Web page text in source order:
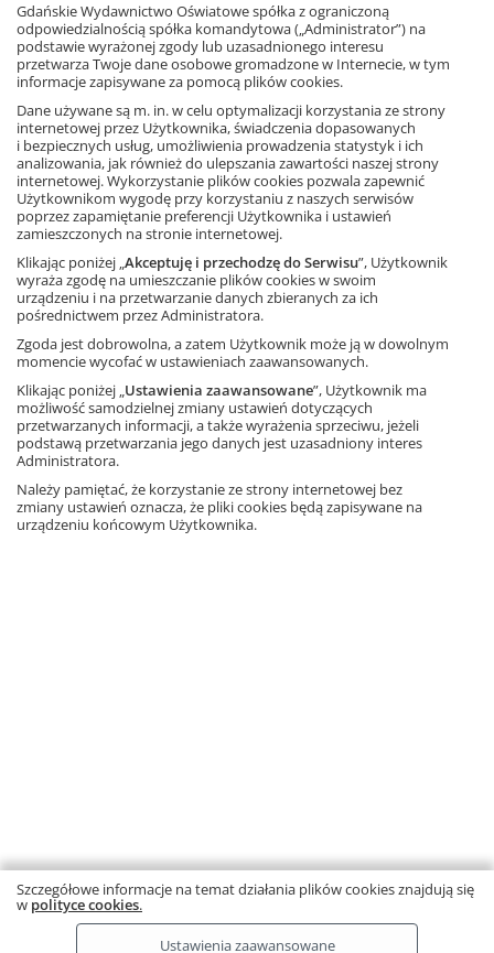
Zobacz fragment książki
Książka
Język polski,szkoła podstawowa
144 strony
ISBN: 9788381181655
wielu form wypowiedzi oraz doskonalących poprawne
posługiwanie się językiem. W zeszycie znajdują się także
elementy teorii porządkujące wiedzę. Zeszyt jest
dopasowany do zawartości podręcznika.
Inni klienci kupili także
Ta strona używa plików cookies.
Ta strona używa plików cookies.
Akceptuję
Dowiedz się więcej
Gdańskie Wydawnictwo Oświatowe spółka z ograniczoną
odpowiedzialnością spółka komandytowa („Administrator”) na
podstawie wyrażonej zgody lub uzasadnionego interesu
przetwarza Twoje dane osobowe gromadzone w Internecie, w tym
informacje zapisywane za pomocą plików cookies.
Dane używane są m. in. w celu optymalizacji korzystania ze strony
internetowej przez Użytkownika, świadczenia dopasowanych
i bezpiecznych usług, umożliwienia prowadzenia statystyk i ich
analizowania, jak również do ulepszania zawartości naszej strony
internetowej. Wykorzystanie plików cookies pozwala zapewnić
Użytkownikom wygodę przy korzystaniu z naszych serwisów
poprzez zapamiętanie preferencji Użytkownika i ustawień
zamieszczonych na stronie internetowej.
Klikając poniżej „Akceptuję i przechodzę do Serwisu”, Użytkownik
wyraża zgodę na umieszczanie plików cookies w swoim
urządzeniu i na przetwarzanie danych zbieranych za ich
pośrednictwem przez Administratora.
Zgoda jest dobrowolna, a zatem Użytkownik może ją w dowolnym
momencie wycofać w ustawieniach zaawansowanych.
Klikając poniżej „Ustawienia zaawansowane”, Użytkownik ma
możliwość samodzielnej zmiany ustawień dotyczących
przetwarzanych informacji, a także wyrażenia sprzeciwu, jeżeli
podstawą przetwarzania jego danych jest uzasadniony interes
Administratora.
Należy pamiętać, że korzystanie ze strony internetowej bez
zmiany ustawień oznacza, że pliki cookies będą zapisywane na
urządzeniu końcowym Użytkownika.
Szczegółowe informacje na temat działania plików cookies znajdują się
w polityce cookies.
Ustawienia zaawansowane